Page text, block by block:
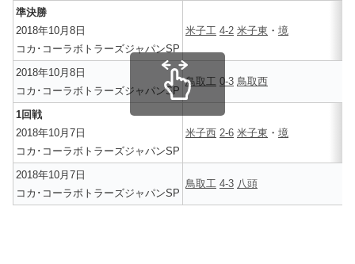
準決勝
2018年10月8日
コカ･コーラボトラーズジャパンSP
米子工 4-2 米子東 ・ 境
2018年10月8日
コカ･コーラボトラーズジャパンSP
鳥取工 0-3 鳥取西
1回戦
2018年10月7日
コカ･コーラボトラーズジャパンSP
米子西 2-6 米子東 ・ 境
2018年10月7日
コカ･コーラボトラーズジャパンSP
鳥取工 4-3 八頭